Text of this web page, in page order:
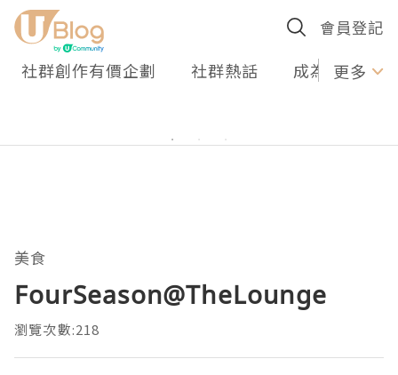
會員登記
社群創作有價企劃 社群熱話 成為U更多
美食
FourSeason@TheLounge
瀏覽次數:218